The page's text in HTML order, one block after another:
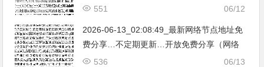
免费节点香港|日本|韩国|新加坡|台湾|马来西
06/12
551
2026-06-13_02:08:49_最新网络节点地址免
费分享…不定期更新…开放免费分享（网络
免费节点香港|日本|韩国|新加坡|台湾|马来西
06/13
536